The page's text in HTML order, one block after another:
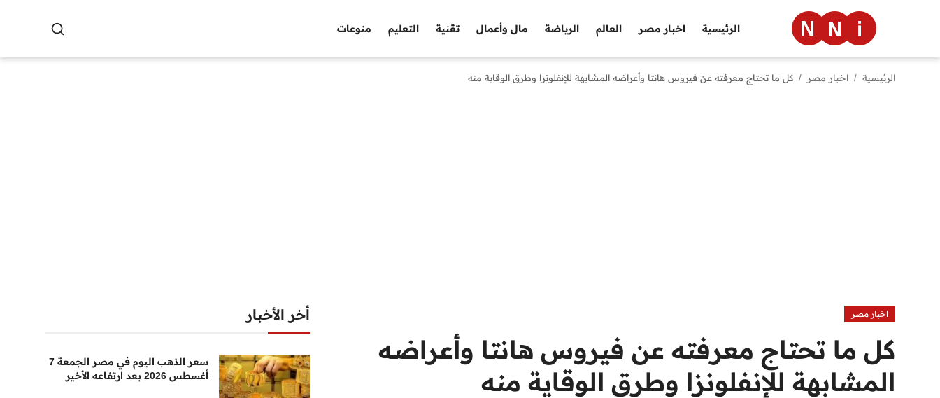
الرئيسية اخبار مصر العالم الرياضة مال وأعمال تقنية التعليم منوعات
منوعات
الرئيسية اخبار مصر كل ما تحتاج معرفته عن فيروس هانتا وأعراضه المشابهة للإنفلونزا وطرق الوقاية منه
اخبار مصر
كل ما تحتاج معرفته عن فيروس هانتا وأعراضه
المشابهة للإنفلونزا وطرق الوقاية منه
أخر الأخبار
سعر الذهب اليوم في مصر الجمعة 7
أغسطس 2026 بعد ارتفاعه الأخير